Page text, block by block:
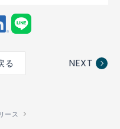
る NEXT
ース